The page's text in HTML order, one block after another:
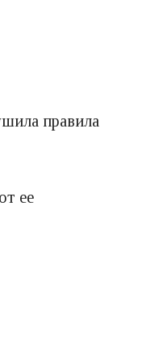
правила
ее